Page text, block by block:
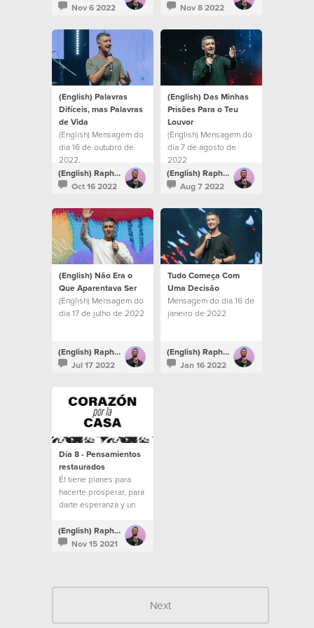
Nov 6 2022
amarmos a Deus, Ele
Nov 8 2022
(English) Palavras
Difíceis, mas Palavras
de Vida
(English) Mensagem do
dia 16 de outubro de
2022.
(English) Raphael Galante
Oct 16 2022
(English) Das Minhas
Prisões Para o Teu
Louvor
(English) Mensagem do
dia 7 de agosto de
2022
(English) Raphael Galante
Aug 7 2022
(English) Não Era o
Que Aparentava Ser
(English) Mensagem do
dia 17 de julho de 2022
(English) Raphael Galante
Jul 17 2022
Tudo Começa Com
Uma Decisão
Mensagem do dia 16 de
janeiro de 2022
(English) Raphael Galante
Jan 16 2022
Día 8 - Pensamientos
restaurados
Él tiene planes para
hacerte prosperar, para
darte esperanza y un
pensamientos vaguen
por el valle de la
(English) Raphael Galante
Nov 15 2021
Next